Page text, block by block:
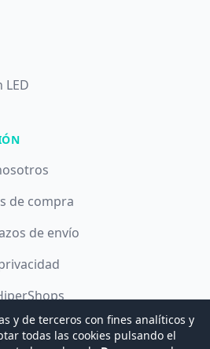
de compra
de envío
y de terceros con fines analíticos y
todas las cookies pulsando el